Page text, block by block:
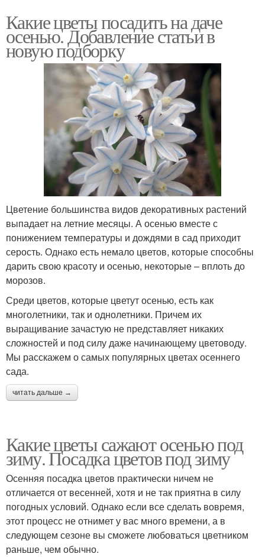
Какие цветы посадить на даче
осенью. Добавление статьи в
новую подборку
Цветение большинства видов декоративных растений
выпадает на летние месяцы. А осенью вместе с
понижением температуры и дождями в сад приходит
серость. Однако есть немало цветов, которые способны
дарить свою красоту и осенью, некоторые – вплоть до
морозов.
Среди цветов, которые цветут осенью, есть как
многолетники, так и однолетники. Причем их
выращивание зачастую не представляет никаких
сложностей и под силу даже начинающему цветоводу.
Мы расскажем о самых популярных цветах осеннего
сада.
читать дальше →
Какие цветы сажают осенью под
зиму. Посадка цветов под зиму
Осенняя посадка цветов практически ничем не
отличается от весенней, хотя и не так приятна в силу
погодных условий. Однако если все сделать вовремя,
этот процесс не отнимет у вас много времени, а в
следующем сезоне вы сможете любоваться цветником
раньше, чем обычно.